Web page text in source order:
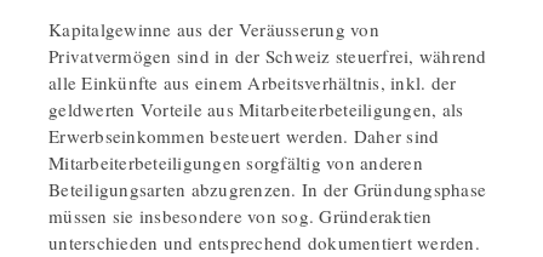
Kapitalgewinne aus der Veräusserung von
Privatvermögen sind in der Schweiz steuerfrei, während
alle Einkünfte aus einem Arbeitsverhältnis, inkl. der
geldwerten Vorteile aus Mitarbeiterbeteiligungen, als
Erwerbseinkommen besteuert werden. Daher sind
Mitarbeiterbeteiligungen sorgfältig von anderen
Beteiligungsarten abzugrenzen. In der Gründungsphase
müssen sie insbesondere von sog. Gründeraktien
unterschieden und entsprechend dokumentiert werden.